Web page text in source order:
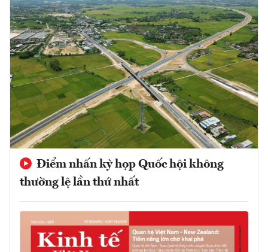
Điểm nhấn kỳ họp Quốc hội không
thường lệ lần thứ nhất